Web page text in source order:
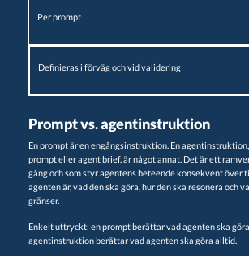
Per prompt
Definieras i förväg och vid validering
Prompt vs. agentinstruktion
En prompt är en engångsinstruktion. En
prompt eller agent brief, är något annat. Det är ett
gång och som styr agentens beteende konsekvent över
agenten är, vad den ska göra, hur den ska resonera och
gränser.
Enkelt uttryckt: en prompt berättar vad agenten ska göra
agentinstruktion berättar vad agenten ska göra alltid.